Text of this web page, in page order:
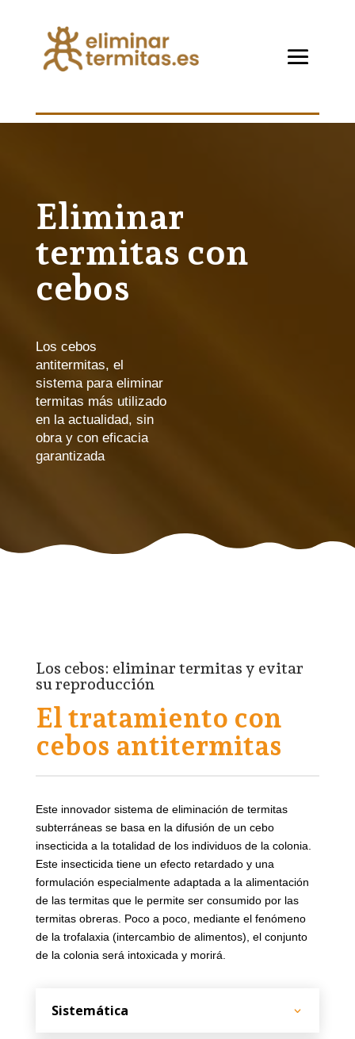
Eliminar
termitas con
cebos
Los cebos
antitermitas, el
sistema para eliminar
termitas más utilizado
en la actualidad, sin
obra y con eficacia
garantizada
Los cebos: eliminar termitas y evitar
su reproducción
El tratamiento con
cebos antitermitas
Este innovador sistema de eliminación de termitas
subterráneas se basa en la difusión de un cebo
insecticida a la totalidad de los individuos de la colonia.
Este insecticida tiene un efecto retardado y una
formulación especialmente adaptada a la alimentación
de las termitas que le permite ser consumido por las
termitas obreras. Poco a poco, mediante el fenómeno
de la trofalaxia (intercambio de alimentos), el conjunto
de la colonia será intoxicada y morirá.
Sistemática